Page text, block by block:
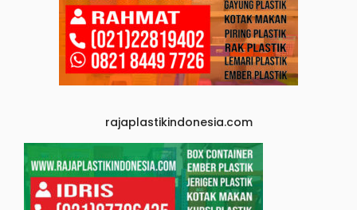
rajaplastikindonesia.com